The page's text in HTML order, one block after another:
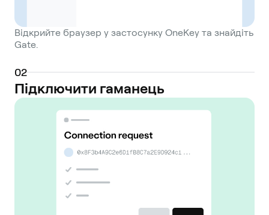
Відкрийте браузер у застосунку OneKey та знайдіть
Gate.
02
Підключити гаманець